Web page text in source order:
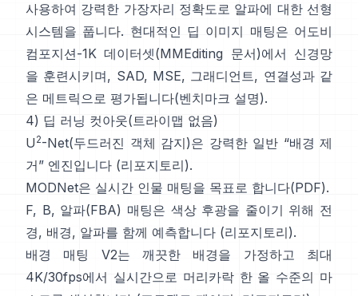
사용하여 강력한 가장자리 정확도로 알파에 대한 선형
시스템을 풉니다. 현대적인 딥 이미지 매팅은 어도비
컴포지션-1K 데이터셋(MMEditing 문서)에서 신경망
을 훈련시키며, SAD, MSE, 그래디언트, 연결성과 같
은 메트릭으로 평가됩니다(벤치마크 설명).
4) 딥 러닝 컷아웃(트라이맵 없음)
U 2-Net(두드러진 객체 감지)은 강력한 일반 “배경 제
거” 엔진입니다 (리포지토리).
MODNet은 실시간 인물 매팅을 목표로 합니다(PDF).
F, B, 알파(FBA) 매팅은 색상 후광을 줄이기 위해 전
경, 배경, 알파를 함께 예측합니다 (리포지토리).
배경 매팅 V2는 깨끗한 배경을 가정하고 최대
4K/30fps에서 실시간으로 머리카락 한 올 수준의 마